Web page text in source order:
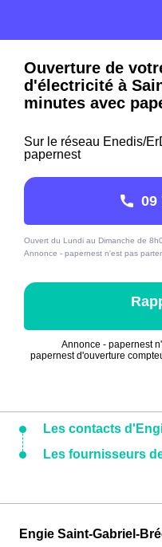
Ouverture de
d'électricité à
minutes avec
Sur le réseau Enedis/
papernest
09
Ouvert du Lundi au Dimanche de
Annonce - papernest n'est pas
Annonce - papernest
papernest d'ouverture
Les contacts
Les fournisseurs
Engie Saint-Gabriel-